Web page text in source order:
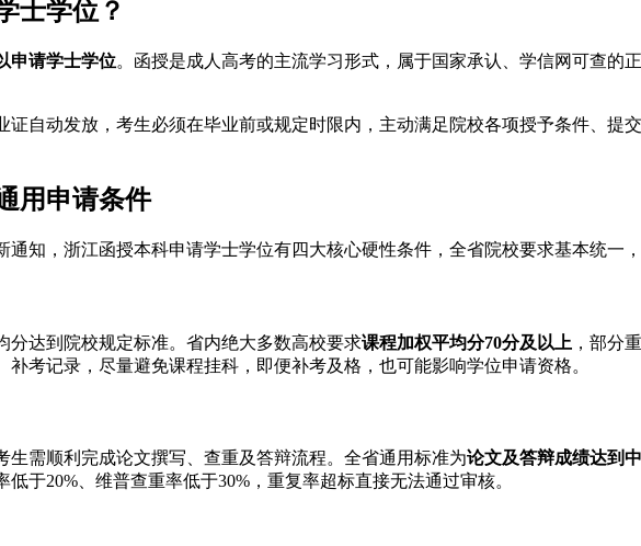
士学位？
申请学士学位。函授是成人高考的主流学习形式，属于国家承认、学信网可查的
自动发放，考生必须在毕业前或规定时限内，主动满足院校各项授予条件、提
用申请条件
知，浙江函授本科申请学士学位有四大核心硬性条件，全省院校要求基本统一
达到院校规定标准。省内绝大多数高校要求课程加权平均分70分及以上 ，部分
考记录，尽量避免课程挂科，即便补考及格，也可能影响学位申请资格。
需顺利完成论文撰写、查重及答辩流程。全省通用标准为论文及答辩成绩达到
于20%、维普查重率低于30%，重复率超标直接无法通过审核。